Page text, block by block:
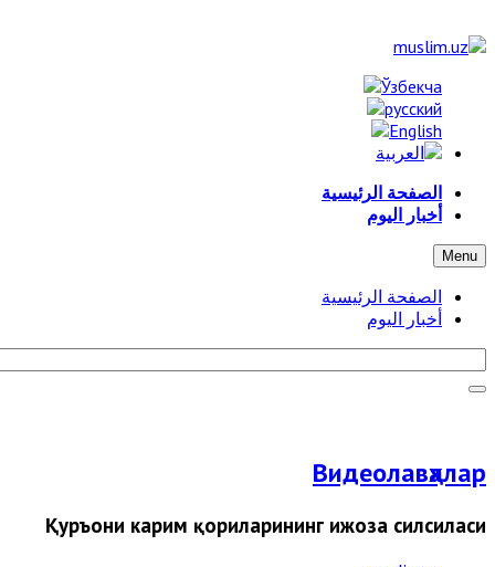
الصفحة الرئيسية
أخبار اليوم
Menu
الصفحة الرئيسية
أخبار اليوم
Видеолавҳалар
Қуръони карим қориларининг ижоза силсиласи